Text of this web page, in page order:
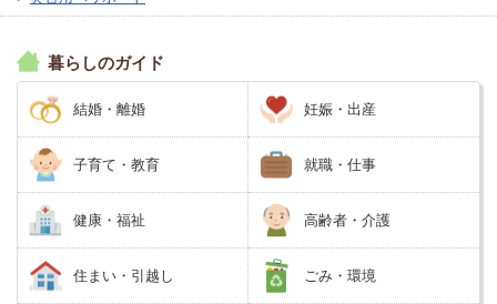
暮らしのガイド
結婚・離婚 妊娠・出産
子育て・教育 就職・仕事
健康・福祉 高齢者・介護
住まい・引越し ごみ・環境